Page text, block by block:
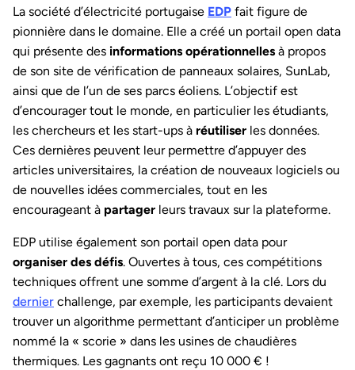
La société d’électricité portugaise EDP fait figure de
pionnière dans le domaine. Elle a créé un portail open data
qui présente des informations opérationnelles à propos
de son site de vérification de panneaux solaires, SunLab,
ainsi que de l’un de ses parcs éoliens. L’objectif est
d’encourager tout le monde, en particulier les étudiants,
les chercheurs et les start-ups à réutiliser les données.
Ces dernières peuvent leur permettre d’appuyer des
articles universitaires, la création de nouveaux logiciels ou
de nouvelles idées commerciales, tout en les
encourageant à partager leurs travaux sur la plateforme.
EDP utilise également son portail open data pour
organiser des défis. Ouvertes à tous, ces compétitions
techniques offrent une somme d’argent à la clé. Lors du
dernier challenge, par exemple, les participants devaient
trouver un algorithme permettant d’anticiper un problème
nommé la « scorie » dans les usines de chaudières
thermiques. Les gagnants ont reçu 10 000 € !